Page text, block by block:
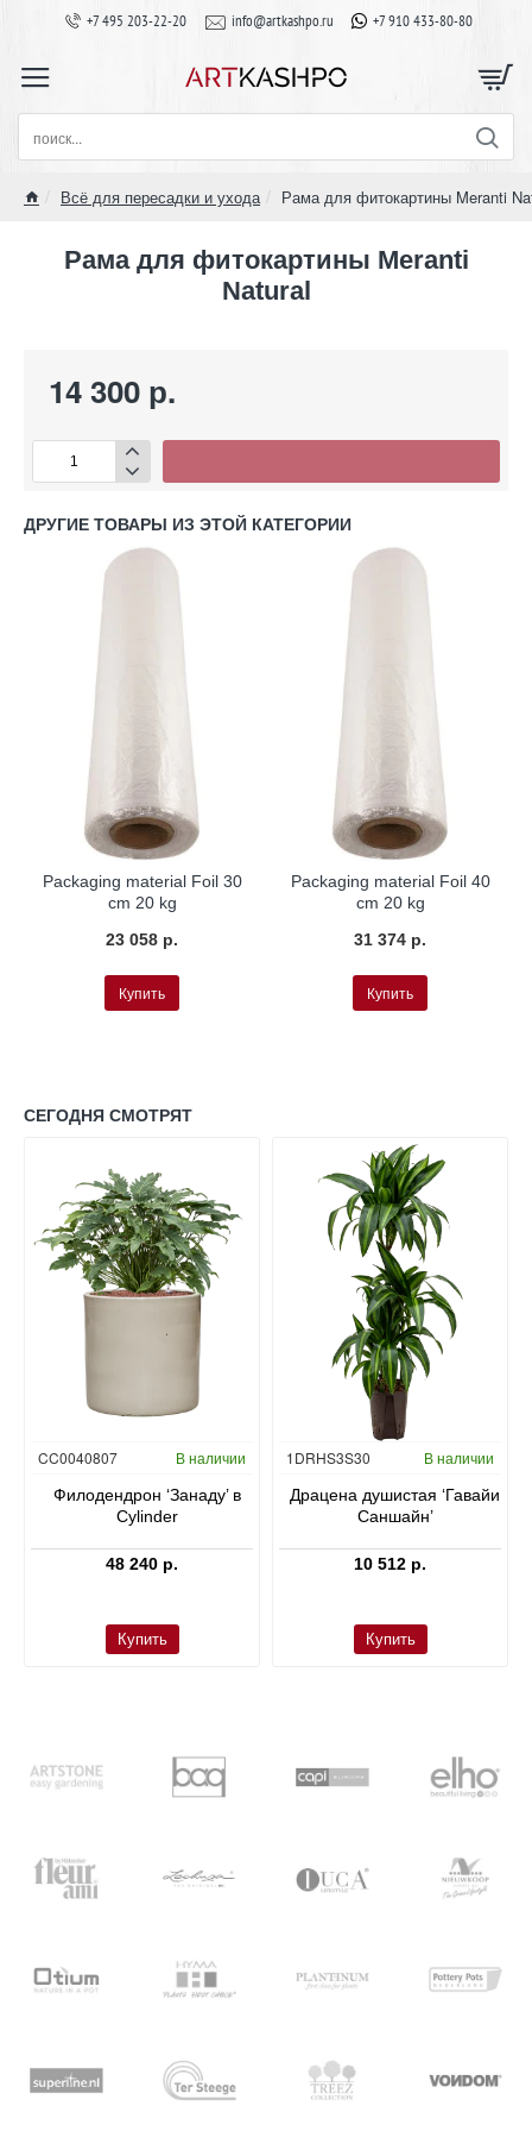
+7 495 203-22-20 info@artkashpo.ru +7 910 433-80-80
поиск...
Всё для пересадки и ухода Рама для фитокартины Meranti
Рама для фитокартины Meranti
Natural
14 300 р.
ДРУГИЕ ТОВАРЫ ИЗ ЭТОЙ КАТЕГОРИИ
Packaging material Foil 30
cm 20 kg
23 058 р.
Купить
Packaging material Foil 40
cm 20 kg
31 374 р.
Купить
СЕГОДНЯ СМОТРЯТ
CC0040807 В наличии
Филодендрон ‘Занаду’ в
Cylinder
48 240 р.
Купить
Гидропоника
1DRHS3S30 В наличии
Драцена душистая ‘Гавайи
Саншайн’
10 512 р.
Купить